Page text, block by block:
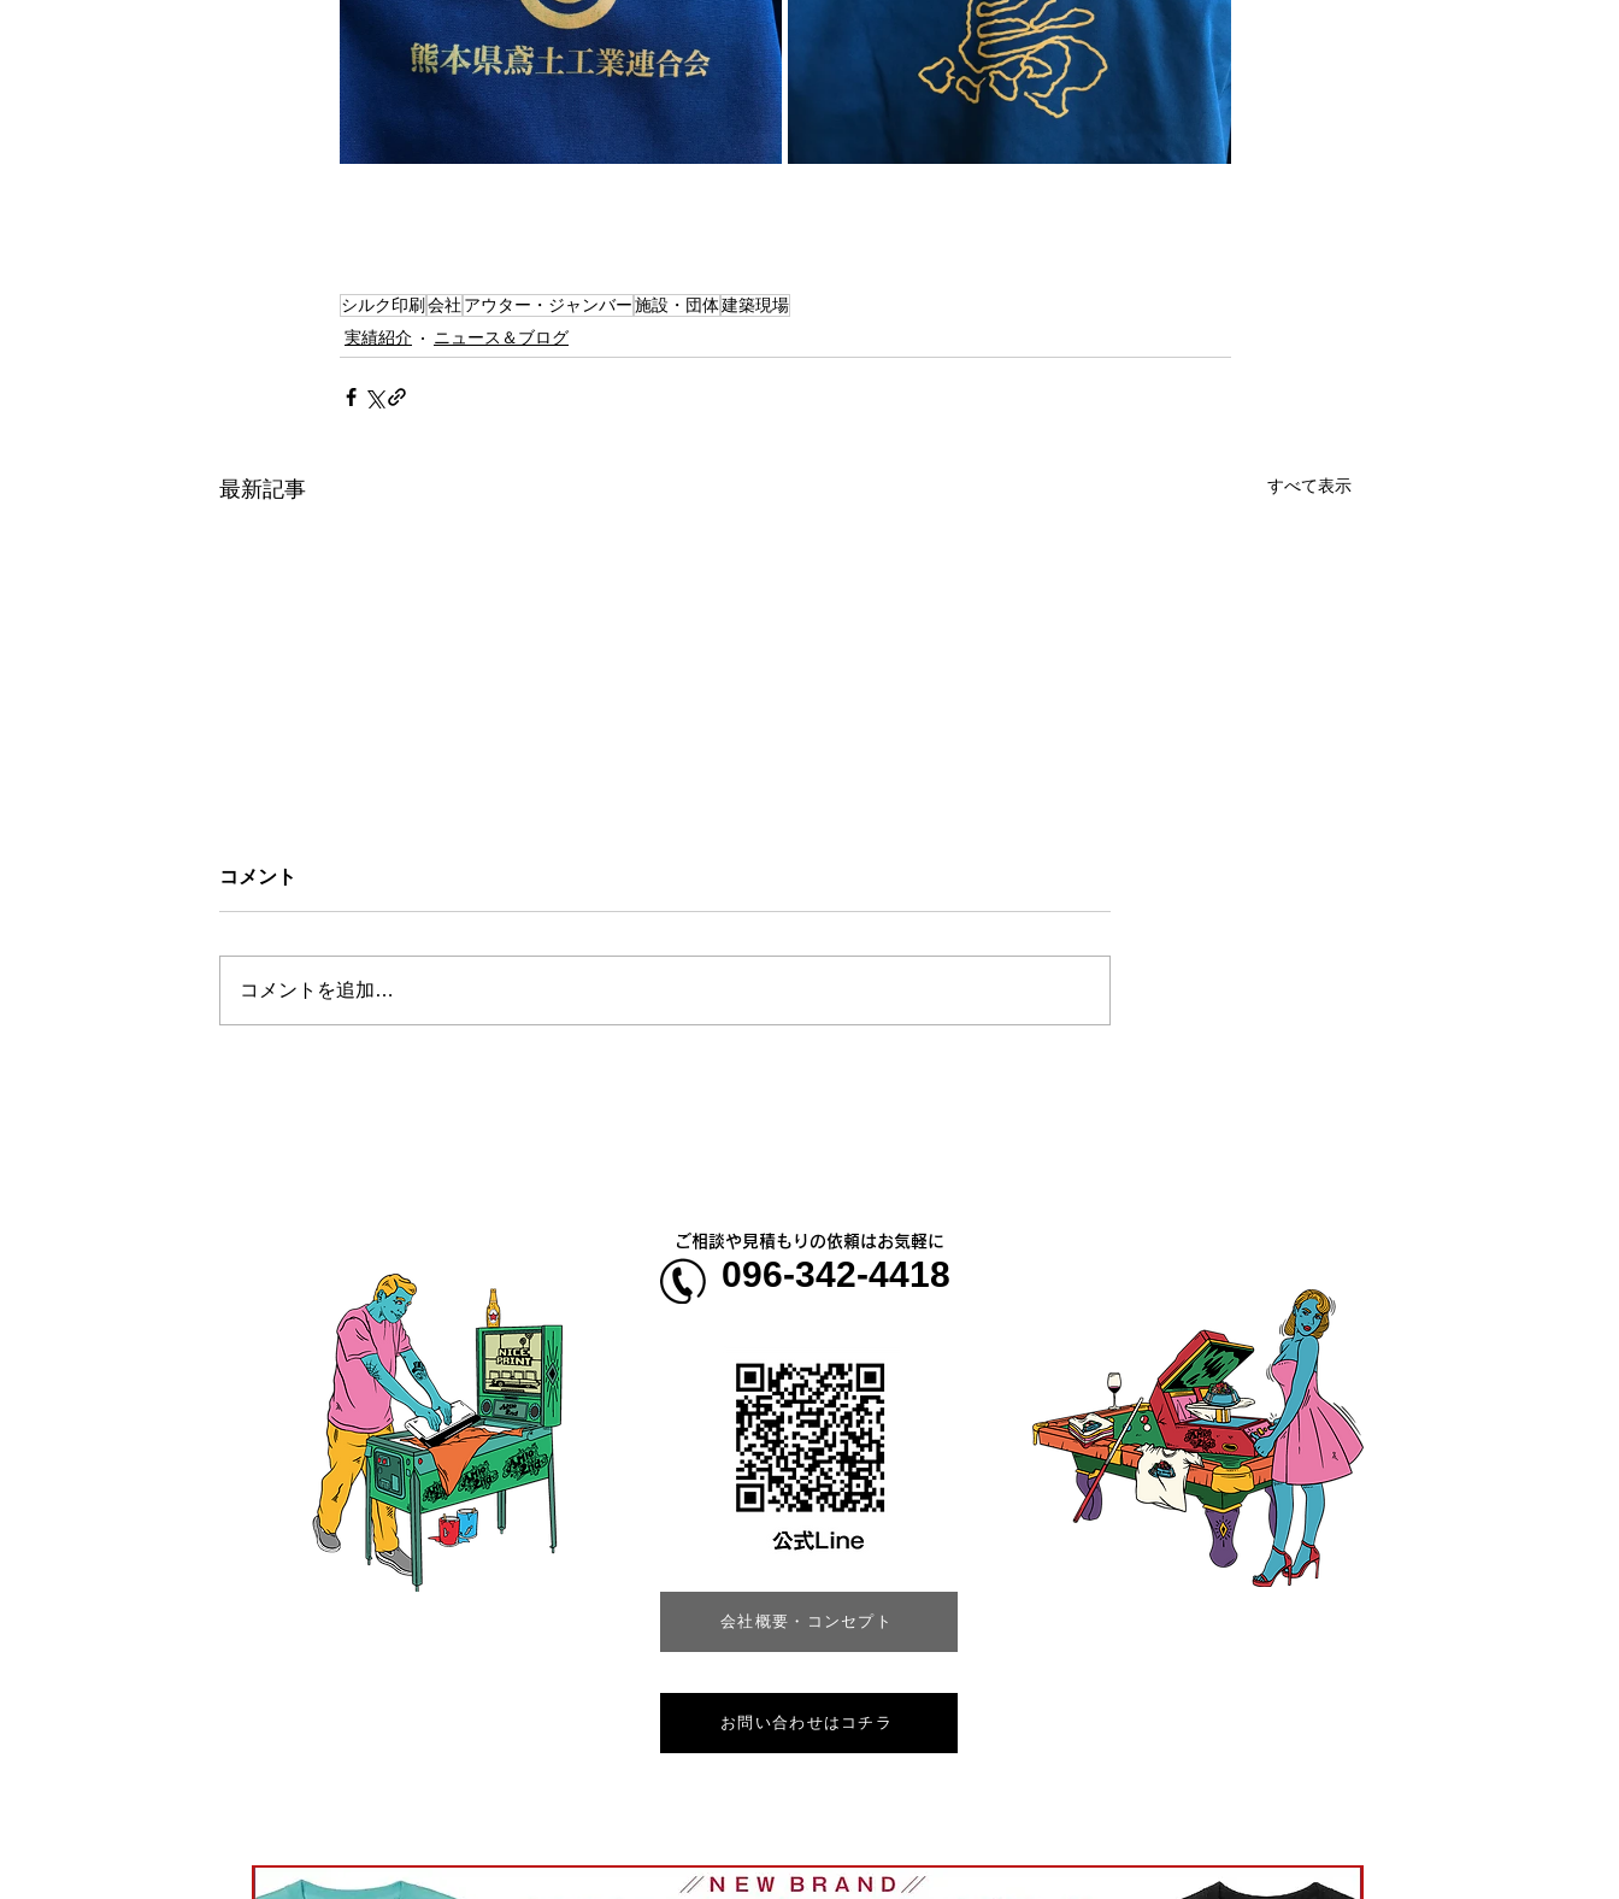
シルク印刷会社 アウター・ジャンバー施設・団体建築現場
実績紹介
ニュース＆ブログ
最新記事 すべて表示
お盆休みについて
コメント
コメントを追加…
会社概要・コンセプト
ご相談や見積もりの依頼はお気軽に
096-342-4418
お問い合わせはコチラ